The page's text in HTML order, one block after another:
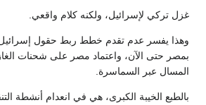
غزل تركي لإسرائيل، ولكنه كلام واقعي.
وهذا يفسر عدم تقدم خطط ربط حقول
بمصر حتى الآن، واعتماد مصر على شحنات الغاز
المسال عبر السماسرة.
بالطبع الخيبة الكبرى، هي في انعدام أنشطة